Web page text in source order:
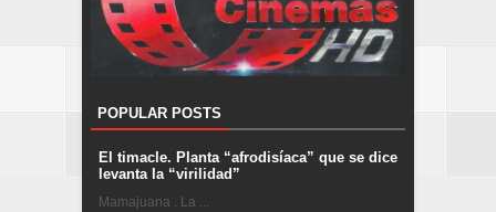
POPULAR POSTS
El timacle. Planta “afrodisíaca” que se dice
levanta la “virilidad”
Mamajuana . La ...